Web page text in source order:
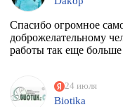
Спасибо огромное
доброжелательному
работы так еще
24 июля
Biotika